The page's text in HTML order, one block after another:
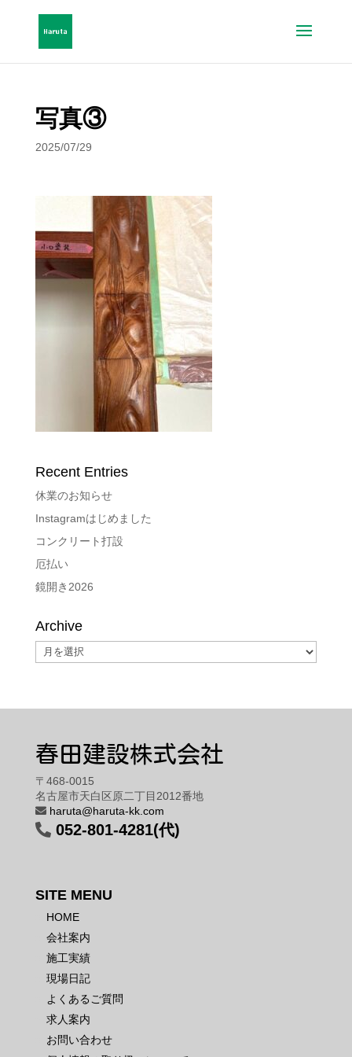
写真③
2025/07/29
Recent Entries
休業のお知らせ
Instagramはじめました
コンクリート打設
厄払い
鏡開き2026
Archive
Archive
春田建設株式会社
〒468-0015
名古屋市天白区原二丁目2012番地
haruta@haruta-kk.com
052-801-4281(代)
SITE MENU
HOME
会社案内
施工実績
現場日記
よくあるご質問
求人案内
お問い合わせ